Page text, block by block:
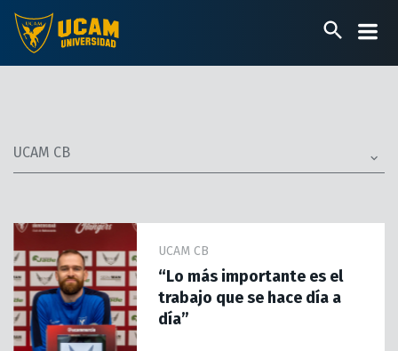
Pasar
contenido
principal
UCAM CB
UCAM CB
“Lo más importante es el
trabajo que se hace día a
día”